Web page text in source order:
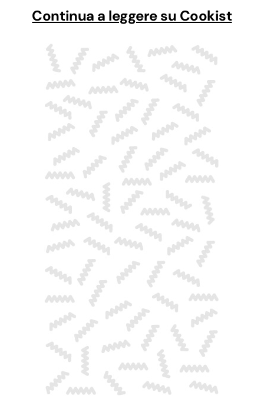
Continua a leggere su Cookist